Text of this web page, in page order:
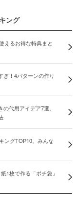
ング
えるお得な特典まと
ぎ！4パターンの作り
代用アイデア7選。
ングTOP10。みんな
1枚で作る「ポチ袋」